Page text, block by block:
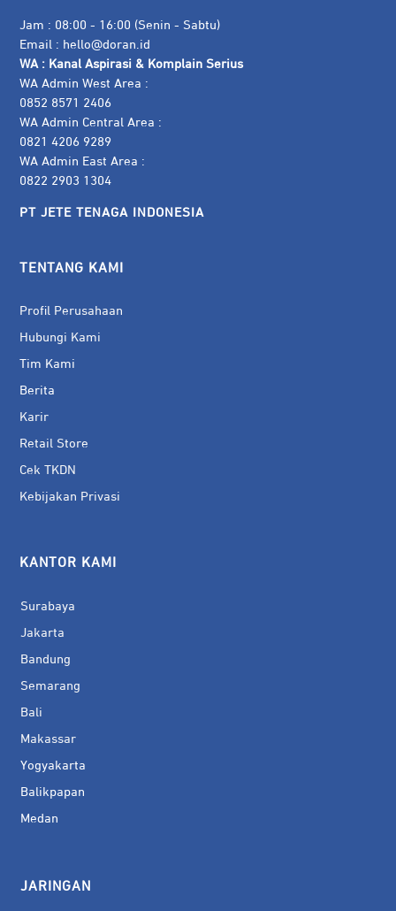
Jam : 08:00 - 16:00 (Senin - Sabtu)
Email : hello@doran.id
WA : Kanal Aspirasi & Komplain Serius
WA Admin West Area :
0852 8571 2406
WA Admin Central Area :
0821 4206 9289
WA Admin East Area :
0822 2903 1304
PT JETE TENAGA INDONESIA
TENTANG KAMI
Profil Perusahaan
Hubungi Kami
Tim Kami
Berita
Karir
Retail Store
Cek TKDN
Kebijakan Privasi
KANTOR KAMI
Surabaya
Jakarta
Bandung
Semarang
Bali
Makassar
Yogyakarta
Balikpapan
Medan
JARINGAN